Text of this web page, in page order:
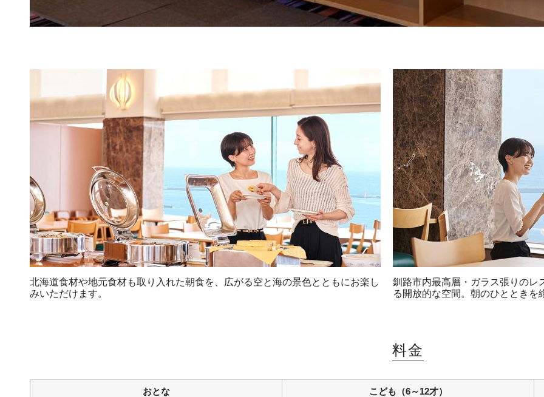
北海道食材や地元食材も取り入れた朝食を、広がる空と海の景色とともにお楽し
みいただけます。
釧路市内最高層・ガラス張りのレ
る開放的な空間。朝のひととき
料金
おとな こども（6～12才）